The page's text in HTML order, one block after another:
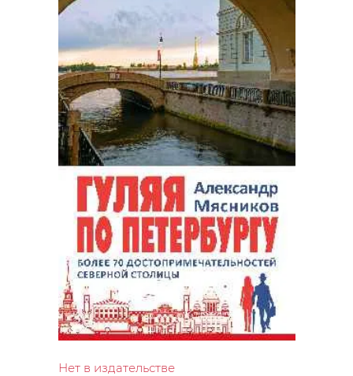
Нет в издательстве